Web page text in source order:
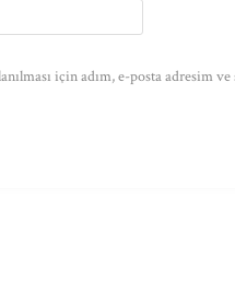
için adım, e-posta adresim